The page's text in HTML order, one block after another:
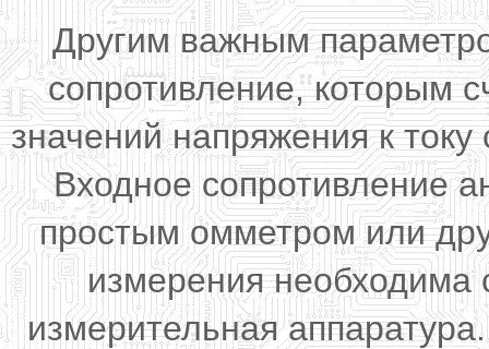
Другим важным
сопротивление, которым
значений напряжения к
Входное сопротивление
простым омметром или
измерения необходима
измерительная